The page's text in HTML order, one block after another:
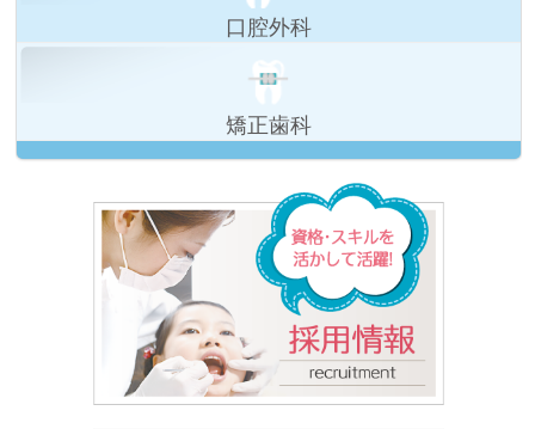
口腔外科
矯正歯科